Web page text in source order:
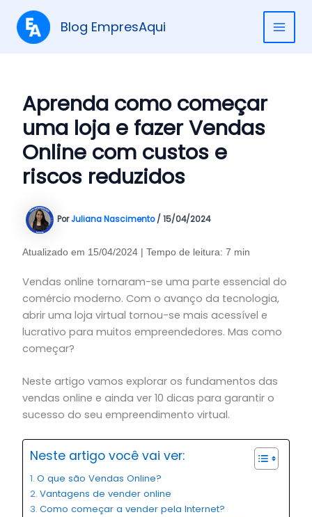
para
Blog EmpresAqui
Aprenda como começar
uma loja e fazer Vendas
Online com custos e
riscos reduzidos
PorJuliana Nascimento/ 15/04/2024
Atualizado em 15/04/2024 | Tempo de leitura: 7 min
Vendas online tornaram-se uma parte essencial do
comércio moderno. Com o avanço da tecnologia,
abrir uma loja virtual tornou-se mais acessível e
lucrativo para muitos empreendedores. Mas como
começar?
Neste artigo vamos explorar os fundamentos das
vendas online e ainda ver 10 dicas para garantir o
sucesso do seu empreendimento virtual.
Neste artigo você vai ver:
O que são Vendas Online?
Vantagens de vender online
Como começar a vender pela Internet?